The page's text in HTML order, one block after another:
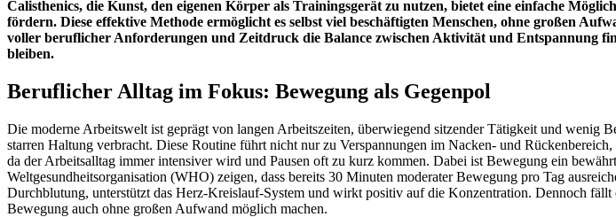
Calisthenics, die Kunst, den eigenen Körper als Trainingsgerät zu nutzen, bietet eine einfache
fördern. Diese effektive Methode ermöglicht es selbst viel beschäftigten Menschen, ohne großen
voller beruflicher Anforderungen und Zeitdruck die Balance zwischen Aktivität und Entspannung
bleiben.
Beruflicher Alltag im Fokus: Bewegung als Gegenpol
Die moderne Arbeitswelt ist geprägt von langen Arbeitszeiten, überwiegend sitzender Tätigkeit und
starren Haltung verbracht. Diese Routine führt nicht nur zu Verspannungen im Nacken- und
da der Arbeitsalltag immer intensiver wird und Pausen oft zu kurz kommen. Dabei ist Bewegung ein
Weltgesundheitsorganisation (WHO) zeigen, dass bereits 30 Minuten moderater Bewegung pro Tag
Durchblutung, unterstützt das Herz-Kreislauf-System und wirkt positiv auf die Konzentration. Dennoch
Bewegung auch ohne großen Aufwand möglich machen.